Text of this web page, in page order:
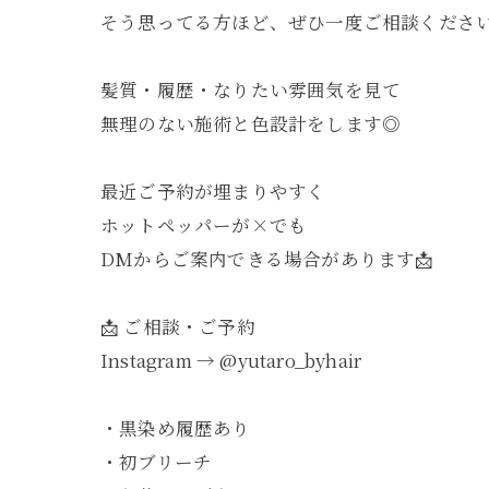
そう思ってる方ほど、ぜひ一度ご相談くださ
髪質・履歴・なりたい雰囲気を見て
無理のない施術と色設計をします◎
最近ご予約が埋まりやすく
ホットペッパーが×でも
DMからご案内できる場合があります📩
📩 ご相談・ご予約
Instagram → @yutaro_byhair
・黒染め履歴あり
・初ブリーチ